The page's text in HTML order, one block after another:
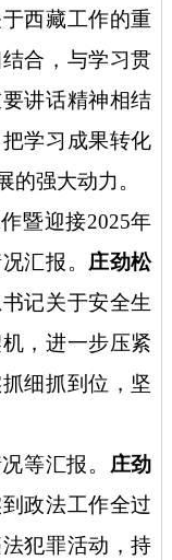
西藏工作的重
合，与学习贯
讲话精神相结
学习成果转化
的强大动力。
暨迎接2025年
汇报。 庄劲松
记关于安全生
，进一步压紧
细抓到位，坚
等汇报。 庄劲
政法工作全过
犯罪活动，持